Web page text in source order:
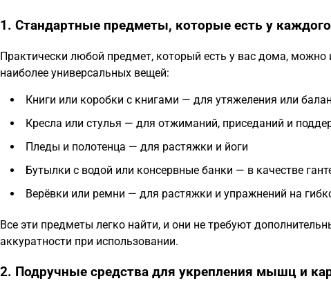
1. Стандартные предметы, которые есть у
Практически любой предмет, который есть у вас дома,
наиболее универсальных вещей:
Книги или коробки с книгами — для утяжеления или
Кресла или стулья — для отжиманий, приседаний и
Пледы и полотенца — для растяжки и йоги
Бутылки с водой или консервные банки — в качестве
Верёвки или ремни — для растяжки и упражнений на
Все эти предметы легко найти, и они не требуют
аккуратности при использовании.
2. Подручные средства для укрепления мышц и